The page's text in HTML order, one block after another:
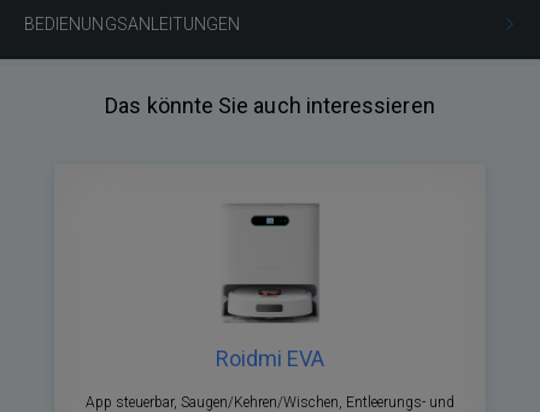
BEDIENUNGSANLEITUNGEN
Das könnte Sie auch interessieren
Roidmi EVA
App steuerbar, Saugen/Kehren/Wischen, Entleerungs- und